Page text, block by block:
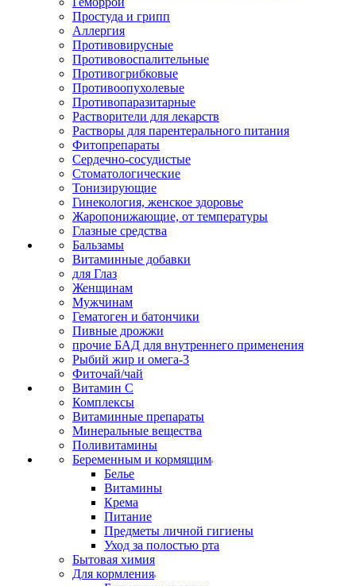
Простуда и грипп
Аллергия
Противовирусные
Противовоспалительные
Противогрибковые
Противоопухолевые
Противопаразитарные
Растворители для лекарств
Растворы для парентерального питания
Фитопрепараты
Сердечно-сосудистые
Стоматологические
Тонизирующие
Гинекология, женское здоровье
Жаропонижающие, от температуры
Глазные средства
Бальзамы
Витаминные добавки
для Глаз
Женщинам
Мужчинам
Гематоген и батончики
Пивные дрожжи
прочие БАД для внутреннего применения
Рыбий жир и омега-3
Фиточай/чай
Витамин С
Комплексы
Витаминные препараты
Минеральные вещества
Поливитамины
Беременным и кормящим
Белье
Витамины
Крема
Питание
Предметы личной гигиены
Уход за полостью рта
Бытовая химия
Для кормления